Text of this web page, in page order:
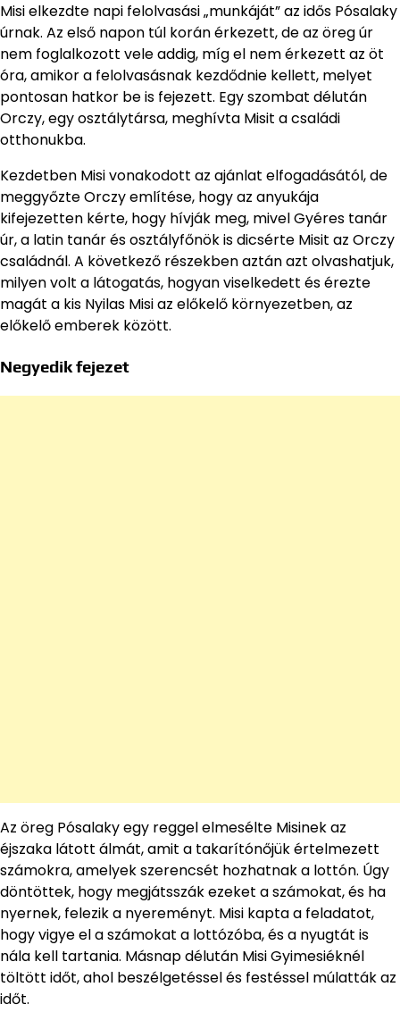
Misi elkezdte napi felolvasási „munkáját” az idős Pósalaky
úrnak. Az első napon túl korán érkezett, de az öreg úr
nem foglalkozott vele addig, míg el nem érkezett az öt
óra, amikor a felolvasásnak kezdődnie kellett, melyet
pontosan hatkor be is fejezett. Egy szombat délután
Orczy, egy osztálytársa, meghívta Misit a családi
otthonukba.
Kezdetben Misi vonakodott az ajánlat elfogadásától, de
meggyőzte Orczy említése, hogy az anyukája
kifejezetten kérte, hogy hívják meg, mivel Gyéres tanár
úr, a latin tanár és osztályfőnök is dicsérte Misit az Orczy
családnál. A következő részekben aztán azt olvashatjuk,
milyen volt a látogatás, hogyan viselkedett és érezte
magát a kis Nyilas Misi az előkelő környezetben, az
előkelő emberek között.
Negyedik fejezet
Az öreg Pósalaky egy reggel elmesélte Misinek az
éjszaka látott álmát, amit a takarítónőjük értelmezett
számokra, amelyek szerencsét hozhatnak a lottón. Úgy
döntöttek, hogy megjátsszák ezeket a számokat, és ha
nyernek, felezik a nyereményt. Misi kapta a feladatot,
hogy vigye el a számokat a lottózóba, és a nyugtát is
nála kell tartania. Másnap délután Misi Gyimesiéknél
töltött időt, ahol beszélgetéssel és festéssel múlatták az
időt.